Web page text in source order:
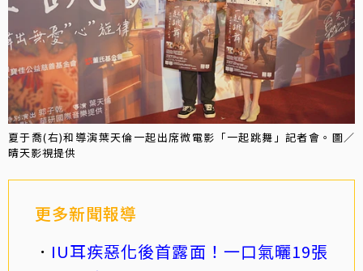
夏于喬(右)和導演葉天倫一起出席微電影「一起跳舞」記者會。圖／
晴天影視提供
更多新聞報導
IU耳疾惡化後首露面！一口氣曬19張